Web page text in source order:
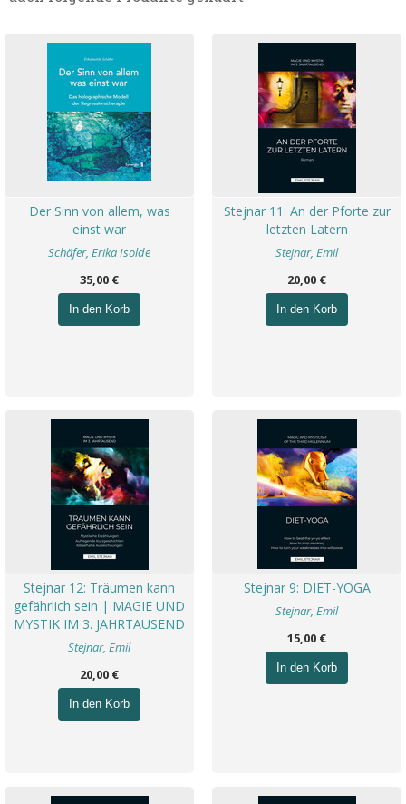
Der Sinn von allem, was
einst war
Schäfer, Erika Isolde
35,00 €
In den Korb
Stejnar 11: An der Pforte zur
letzten Latern
Stejnar, Emil
20,00 €
In den Korb
Stejnar 12: Träumen kann
gefährlich sein | MAGIE UND
MYSTIK IM 3. JAHRTAUSEND
Stejnar, Emil
20,00 €
In den Korb
Stejnar 9: DIET-YOGA
Stejnar, Emil
15,00 €
In den Korb